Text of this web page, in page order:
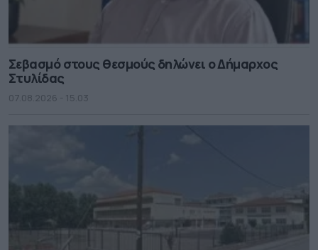
Σεβασμό στους θεσμούς δηλώνει ο Δήμαρχος
Στυλίδας
07.08.2026 - 15.03